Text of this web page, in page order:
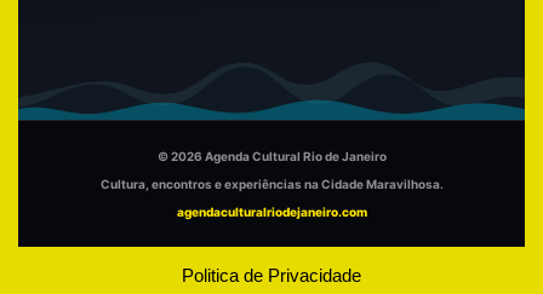
© 2026 Agenda Cultural Rio de Janeiro
Cultura, encontros e experiências na Cidade Maravilhosa.
agendaculturalriodejaneiro.com
Politica de Privacidade